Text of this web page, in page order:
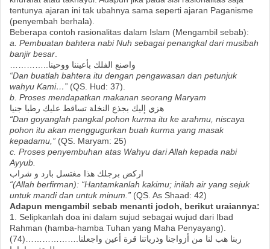
tentunya ajaran ini tak ubahnya sama seperti ajaran Paganisme
(penyembah berhala).
Beberapa contoh rasionalitas dalam Islam (Mengambil sebab):
a. Pembuatan bahtera nabi Nuh sebagai penangkal dari musibah
banjir besar
…………..واصنع الفلك بأعيننا ووحينا
“Dan buatlah bahtera itu dengan pengawasan dan petunjuk
wahyu Kami…” (QS. Hud: 37).
b. Proses mendapatkan makanan seorang Maryam
هزي إليك بجذع النخلة تساقط عليك رطبا جنيا
“Dan goyanglah pangkal pohon kurma itu ke arahmu, niscaya
pohon itu akan menggugurkan buah kurma yang masak
kepadamu,” (QS. Maryam: 25)
c. Proses penyembuhan atas Wahyu dari Allah kepada nabi
Ayyub.
اركض برجلك هذا مغتسل بارد و شراب
“(Allah berfirman): “Hantamkanlah kakimu; inilah air yang sejuk
untuk mandi dan untuk minum.” (QS. As Shaad: 42)
Adapun mengambil sebab menanti jodoh, berikut uraiannya:
1. Selipkanlah doa ini dalam sujud sebagai wujud dari Ibad
Rahman (hamba-hamba Tuhan yang Maha Penyayang).
(74)……………….ربنا هب لنا من أزواجنا وذرياتنا قرة أعين واجعلنا